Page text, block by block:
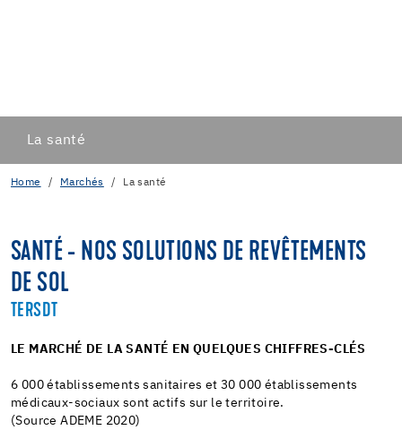
La santé
Home Marchés La santé
SANTÉ - NOS SOLUTIONS DE REVÊTEMENTS
DE SOL
TERSDT
LE MARCHÉ DE LA SANTÉ EN QUELQUES CHIFFRES-CLÉS
6 000 établissements sanitaires et 30 000 établissements
médicaux-sociaux sont actifs sur le territoire.
(Source ADEME 2020)